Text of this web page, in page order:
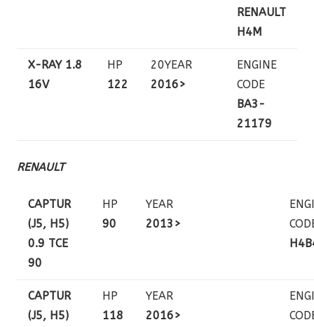
RENAULT
H4M
X-RAY 1.8
16V
HP
122
20YEAR
2016>
ENGINE
CODE
BA3-
21179
RENAULT
CAPTUR
(J5, H5)
0.9 TCE
90
HP
90
YEAR
2013>
CAPTUR
(J5, H5)
HP
118
YEAR
2016>